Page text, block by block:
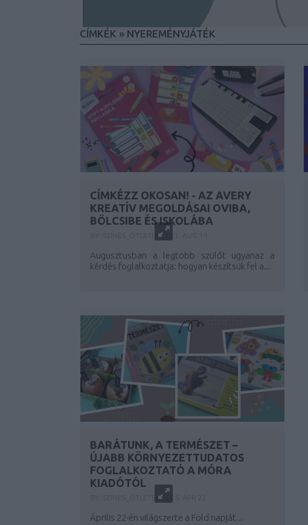
CÍMKÉK » NYEREMÉNYJÁTÉK
CÍMKÉZZ OKOSAN! - AZ AVERY
KREATÍV MEGOLDÁSAI OVIBA,
BÖLCSIBE ÉS ISKOLÁBA
SZÍNES_ÖTLETEK2025. AUG 14.
Augusztusban a legtöbb szülőt ugyanaz a
kérdés foglalkoztatja: hogyan készítsük fel a...
BARÁTUNK, A TERMÉSZET –
ÚJABB KÖRNYEZETTUDATOS
FOGLALKOZTATÓ A MÓRA
KIADÓTÓL
SZÍNES_ÖTLETEK2025. ÁPR 22.
Április 22-én világszerte a Föld napját...